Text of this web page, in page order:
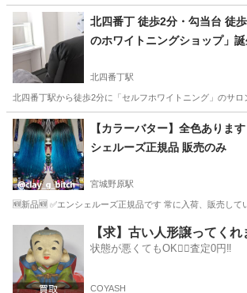
宮城 仙台市 泉中央駅 ヘアサロン
北四番丁 徒歩2分・勾当台 徒
のホワイトニングショップ」
北四番丁駅
北四番丁駅から徒歩2分に「セルフホワイトニング」のサ
宮城 仙台市 北四番丁駅 その他 ホワイト
【カラーバター】全色ありま
シェルーズ正規品 販売のみ
宮城野原駅
🆕新品🆕 ✅エンシェルーズ正規品です 常に入荷、販売し
仙台市 宮城野原駅 ヘアサロン アッ
【求】古い人形譲ってくれ
状態が悪くてもOK🙆‍♀️査定0円‼️
COYASH